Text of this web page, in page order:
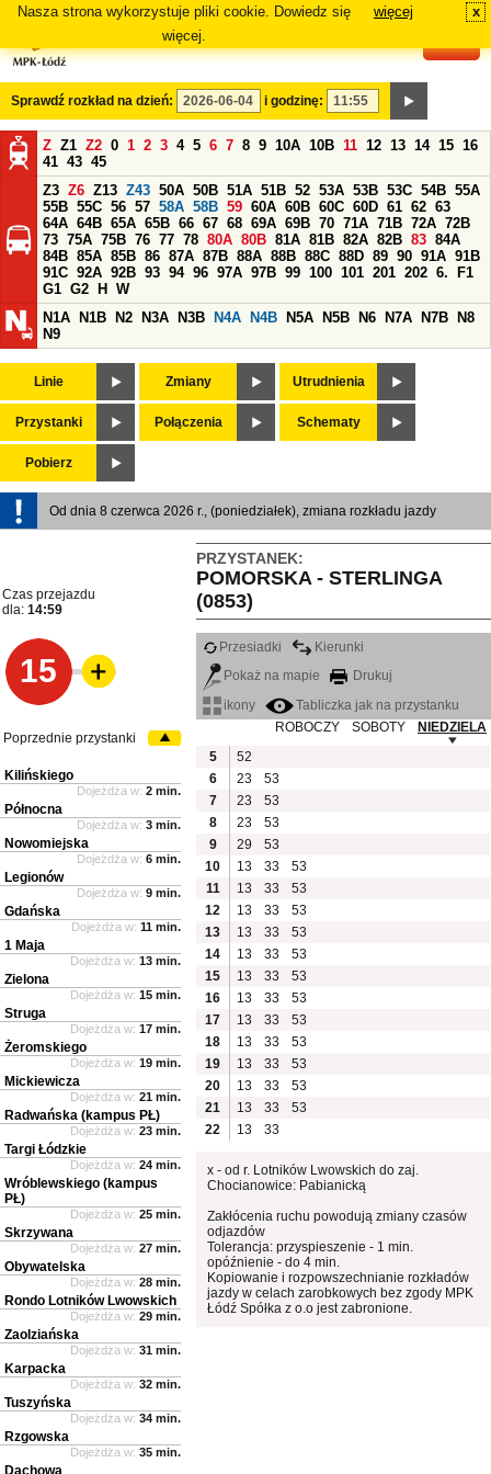
Nasza strona wykorzystuje pliki cookie. Dowiedz się
więcej.
więcej x
Sprawdź rozkład na dzień: i godzinę:
Z Z1 Z2 0 1 2 3 4 5 6 7 8 9 10A 10B 11 12 13 14 15 16
41 43 45
Z3 Z6 Z13 Z43 50A 50B 51A 51B 52 53A 53B 53C 54B 55A
55B 55C 56 57 58A 58B 59 60A 60B 60C 60D 61 62 63
64A 64B 65A 65B 66 67 68 69A 69B 70 71A 71B 72A 72B
73 75A 75B 76 77 78 80A 80B 81A 81B 82A 82B 83 84A
84B 85A 85B 86 87A 87B 88A 88B 88C 88D 89 90 91A 91B
91C 92A 92B 93 94 96 97A 97B 99 100 101 201 202 6.
F1
G1 G2 H
W
N1A
N1B N2 N3A N3B N4A N4B N5A N5B N6 N7A N7B
N8
N9
Linie Zmiany Utrudnienia
Przystanki Połączenia Schematy
Pobierz
Od dnia 8 czerwca 2026 r., (poniedziałek), zmiana rozkładu jazdy
PRZYSTANEK:
POMORSKA - STERLINGA
(0853)
Czas przejazdu
dla: 14:59
15
Przesiadki
Kierunki
Pokaż na mapie
Drukuj
ikony
Tabliczka jak na przystanku
ROBOCZY
SOBOTY
NIEDZIELA
5
52
6
23
53
7
23
53
8
23
53
9
29
53
10
13 33
53
11
13 33
53
12
13 33
53
13
13 33
53
14
13 33
53
15
13 33
53
16
13 33
53
17
13 33
53
18
13 33
53
19
13 33
53
20
13 33
53
21
13 33
53
22
13 33
x - od r. Lotników Lwowskich do zaj.
Chocianowice: Pabianicką
Zakłócenia ruchu powodują zmiany czasów
odjazdów
Tolerancja: przyspieszenie - 1 min.
opóźnienie - do 4 min.
Kopiowanie i rozpowszechnianie rozkładów
jazdy w celach zarobkowych bez zgody MPK
Łódź Spółka z o.o jest zabronione.
Poprzednie przystanki
Kilińskiego
Dojeżdża w: 2 min.
Północna
Dojeżdża w: 3 min.
Nowomiejska
Dojeżdża w: 6 min.
Legionów
Dojeżdża w: 9 min.
Gdańska
Dojeżdża w: 11 min.
1 Maja
Dojeżdża w: 13 min.
Zielona
Dojeżdża w: 15 min.
Struga
Dojeżdża w: 17 min.
Żeromskiego
Dojeżdża w: 19 min.
Mickiewicza
Dojeżdża w: 21 min.
Radwańska (kampus PŁ)
Dojeżdża w: 23 min.
Targi Łódzkie
Dojeżdża w: 24 min.
Wróblewskiego (kampus
PŁ)
Dojeżdża w: 25 min.
Skrzywana
Dojeżdża w: 27 min.
Obywatelska
Dojeżdża w: 28 min.
Rondo Lotników Lwowskich
Dojeżdża w: 29 min.
Zaolziańska
Dojeżdża w: 31 min.
Karpacka
Dojeżdża w: 32 min.
Tuszyńska
Dojeżdża w: 34 min.
Rzgowska
Dojeżdża w: 35 min.
Dachowa